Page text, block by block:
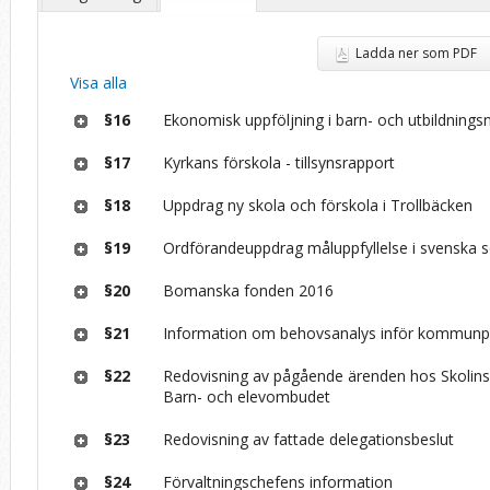
Ladda ner som PDF
Visa alla
§16
Ekonomisk uppföljning i barn- och
§17 Kyrkans förskola - tillsynsrapport
§18 Uppdrag ny skola och förskola i Trollbäcken
§19 Ordförandeuppdrag måluppfyllelse i svenska
§20 Bomanska fonden 2016
§21 Information om behovsanalys inför
§22
Redovisning av pågående ärenden hos
Barn- och elevombudet
§23 Redovisning av fattade delegationsbeslut
§24 Förvaltningschefens information